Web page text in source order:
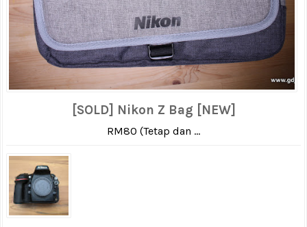
[SOLD] Nikon Z Bag [NEW]
RM80 (Tetap dan ...